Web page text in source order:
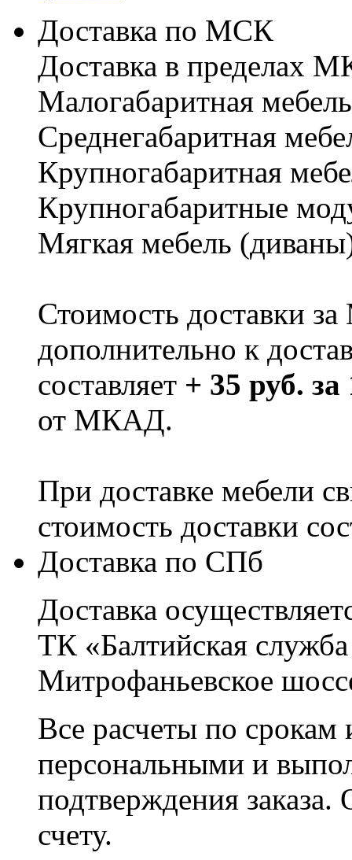
Доставка по МСК
Доставка в пределах
Малогабаритная
Cреднегабаритная
Крупногабаритная
Крупногабаритные
Мягкая мебель
Стоимость доставки
дополнительно к
составляет + 35 руб.
от МКАД.
При доставке мебели
стоимость доставки
Доставка по СПб
Доставка
ТК «Балтийская
Митрофаньевское
Все расчеты по срокам
персональными и
подтверждения заказа.
счету.